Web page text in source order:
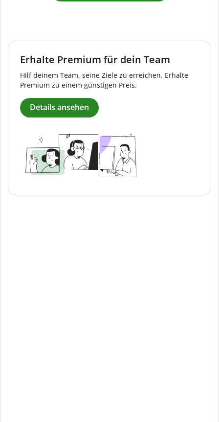
Erhalte Premium für dein Team
Hilf deinem Team, seine Ziele zu erreichen. Erhalte
Premium zu einem günstigen Preis.
Details ansehen